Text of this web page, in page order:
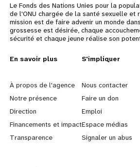
Le Fonds des Nations Unies pour la
de l'ONU chargée de la santé sexuelle et
mission est de faire advenir un monde
grossesse est désirée, chaque
sécurité et chaque jeune réalise son
L
e
a
r
n
En savoir plus
À propos de l'agence
Notre présence
Direction
Financements et impact
Transparence
G
o
b
e
y
S'impliquer
Nous contacter
Faire un don
Emploi
Espace médias
Signaler un abus